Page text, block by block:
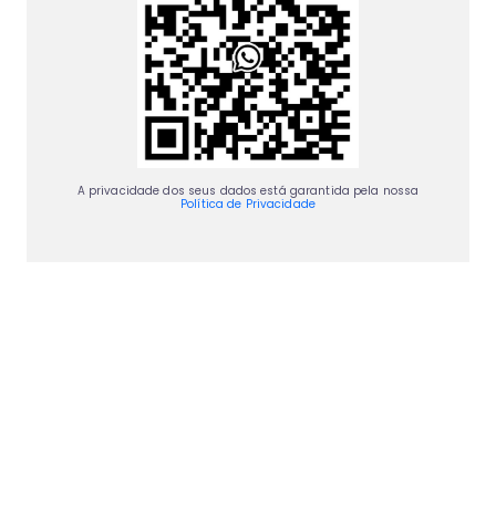
A privacidade dos seus dados está garantida pela nossa
Política de Privacidade